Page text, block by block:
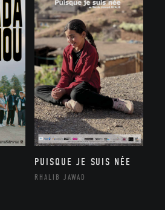
PUISQUE JE SUIS NÉE
RHALIB JAWAD